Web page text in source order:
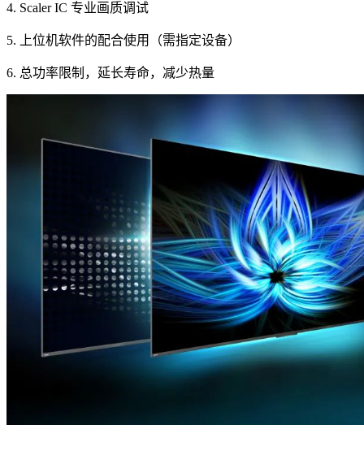
4. Scaler IC 专业画质调试
5. 上位机软件的配合使用（需指定设备）
6. 总功率限制，延长寿命，减少热量